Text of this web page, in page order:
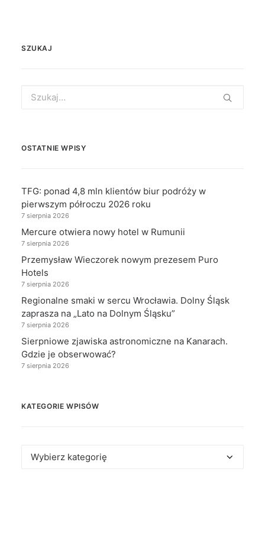
SZUKAJ
for:
OSTATNIE WPISY
TFG: ponad 4,8 mln klientów biur podróży w
pierwszym półroczu 2026 roku
7 sierpnia 2026
Mercure otwiera nowy hotel w Rumunii
7 sierpnia 2026
Przemysław Wieczorek nowym prezesem Puro
Hotels
7 sierpnia 2026
Regionalne smaki w sercu Wrocławia. Dolny Śląsk
zaprasza na „Lato na Dolnym Śląsku”
7 sierpnia 2026
Sierpniowe zjawiska astronomiczne na Kanarach.
Gdzie je obserwować?
7 sierpnia 2026
KATEGORIE WPISÓW
Kategorie